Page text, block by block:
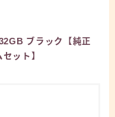
ブラック【純正
ット】